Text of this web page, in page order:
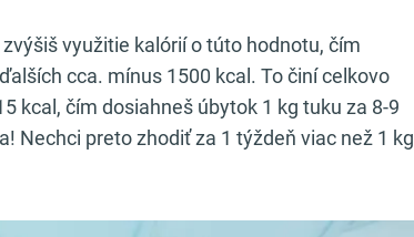
využitie kalórií o túto hodnotu, čím
cca. mínus 1500 kcal. To činí celkovo
kcal, čím dosiahneš úbytok 1 kg tuku za 8-9
Nechci preto zhodiť za 1 týždeň viac než 1 kg